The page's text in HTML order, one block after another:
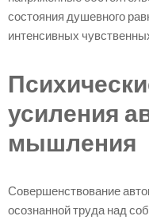
состояния душевного
интенсивных
усиления
мышления
Совершенствование
осознанной труда над